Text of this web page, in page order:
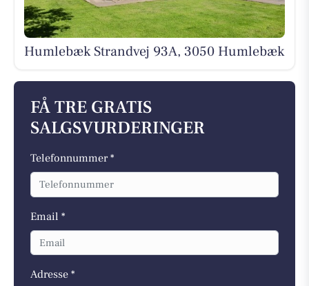
Humlebæk Strandvej 93A, 3050 Humlebæk
FÅ TRE GRATIS
SALGSVURDERINGER
Telefonnummer *
Email *
Adresse *